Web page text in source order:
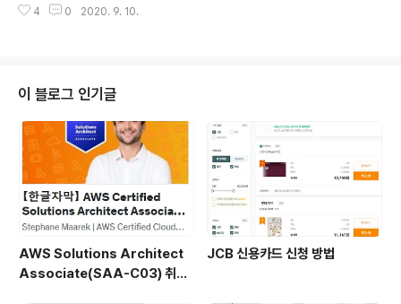
코딩테스트를 할까요. 문제 해결능력을 보기 위해서일까
수학 몰라도 옛날에는 프로그래밍 하는데 전혀 문제 없었
습니다. input -> process -> output 이것만 내면 됩니
다. 대표적인 예를 들까요. IT가 대세였던 때가 언제였죠?
요즘 말고요. 바로 2000년대 초반입니다. 그 때 인터넷이
라는 것이 들어서면서 가장 많이 했던게 뭐였죠. 웹 프로그
래밍이였습니다. 홈..
4 0 2020. 9. 10.
이 블로그 인기글
AWS Solutions Architect
Associate(SAA-C03) 취득
JCB 신용카드 신청 방법